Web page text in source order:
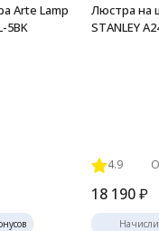
Arte Lamp
5BK
Люстра на
STANLEY
4.9
18 190 ₽